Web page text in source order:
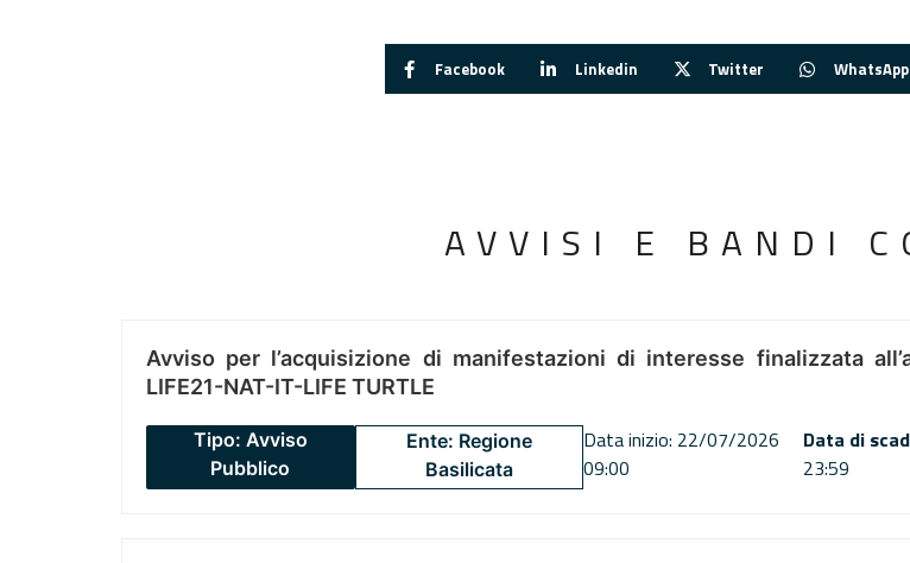
Facebook Linkedin Twitter WhatsApp
AVVISI E BANDI
Avviso per l’acquisizione di manifestazioni di interesse finalizzata
LIFE21-NAT-IT-LIFE TURTLE
Tipo: Avviso
Pubblico
Ente: Regione
Basilicata
Data inizio: 22/07/2026
09:00
Data di
23:59